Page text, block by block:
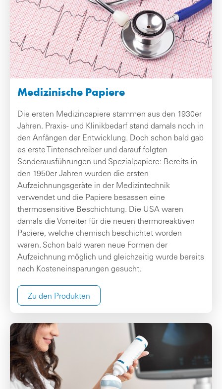
Medizinische Papiere
Die ersten Medizinpapiere stammen aus den 1930er
Jahren. Praxis- und Klinikbedarf stand damals noch in
den Anfängen der Entwicklung. Doch schon bald gab
es erste Tintenschreiber und darauf folgten
Sonderausführungen und Spezialpapiere: Bereits in
den 1950er Jahren wurden die ersten
Aufzeichnungsgeräte in der Medizintechnik
verwendet und die Papiere besassen eine
thermosensitive Beschichtung. Die USA waren
damals die Vorreiter für die neuen thermoreaktiven
Papiere, welche chemisch beschichtet worden
waren. Schon bald waren neue Formen der
Aufzeichnung möglich und gleichzeitig wurde bereits
nach Kosteneinsparungen gesucht.
Zu den Produkten